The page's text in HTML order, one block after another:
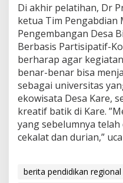
Di akhir pelatihan, Dr
ketua Tim Pengabdian
Pengembangan Desa
Berbasis Partisipatif-
berharap agar
benar-benar bisa
sebagai universitas
ekowisata Desa Kare,
kreatif batik di Kare.
yang sebelumnya
cekalat dan durian,”
berita pendidikan